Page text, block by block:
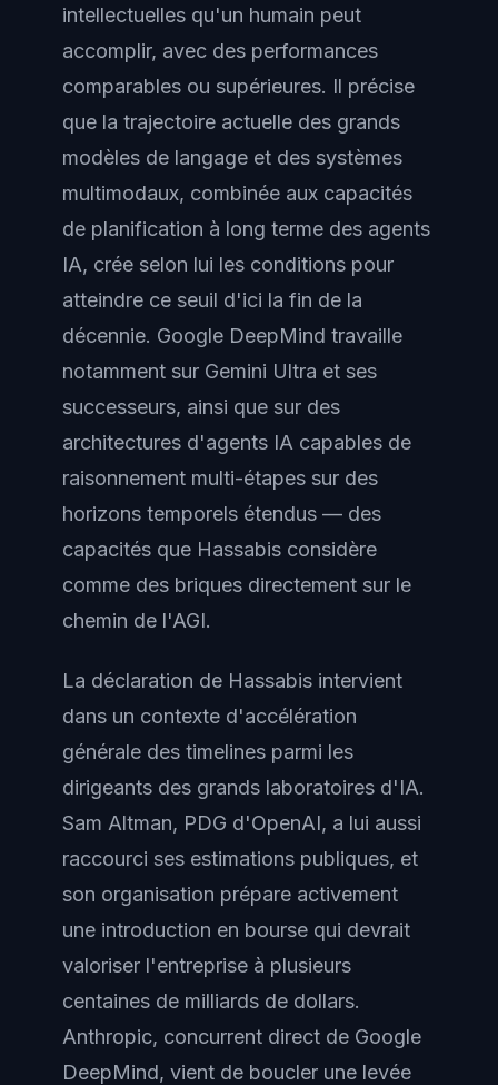
intellectuelles qu'un humain peut
accomplir, avec des performances
comparables ou supérieures. Il précise
que la trajectoire actuelle des grands
modèles de langage et des systèmes
multimodaux, combinée aux capacités
de planification à long terme des agents
IA, crée selon lui les conditions pour
atteindre ce seuil d'ici la fin de la
décennie. Google DeepMind travaille
notamment sur Gemini Ultra et ses
successeurs, ainsi que sur des
architectures d'agents IA capables de
raisonnement multi-étapes sur des
horizons temporels étendus — des
capacités que Hassabis considère
comme des briques directement sur le
chemin de l'AGI.
La déclaration de Hassabis intervient
dans un contexte d'accélération
générale des timelines parmi les
dirigeants des grands laboratoires d'IA.
Sam Altman, PDG d'OpenAI, a lui aussi
raccourci ses estimations publiques, et
son organisation prépare activement
une introduction en bourse qui devrait
valoriser l'entreprise à plusieurs
centaines de milliards de dollars.
Anthropic, concurrent direct de Google
DeepMind, vient de boucler une levée